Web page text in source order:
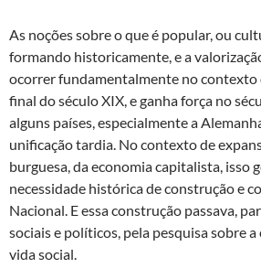
As noções sobre o que é popular, ou
formando historicamente, e a
ocorrer fundamentalmente no contexto
final do século XIX, e ganha força no
alguns países, especialmente a
unificação tardia. No contexto de
burguesa, da economia capitalista, isso
necessidade histórica de construção e
Nacional. E essa construção passava,
sociais e políticos, pela pesquisa sobre
vida social.